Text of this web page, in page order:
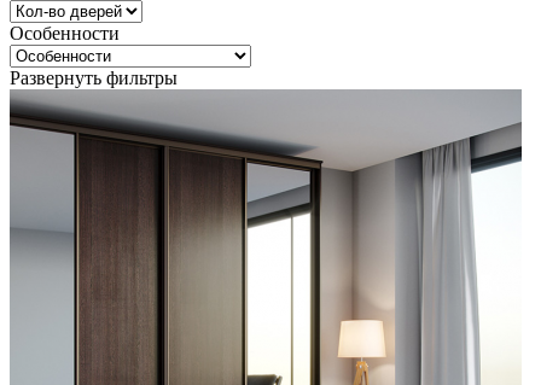
Особенности
Развернуть фильтры